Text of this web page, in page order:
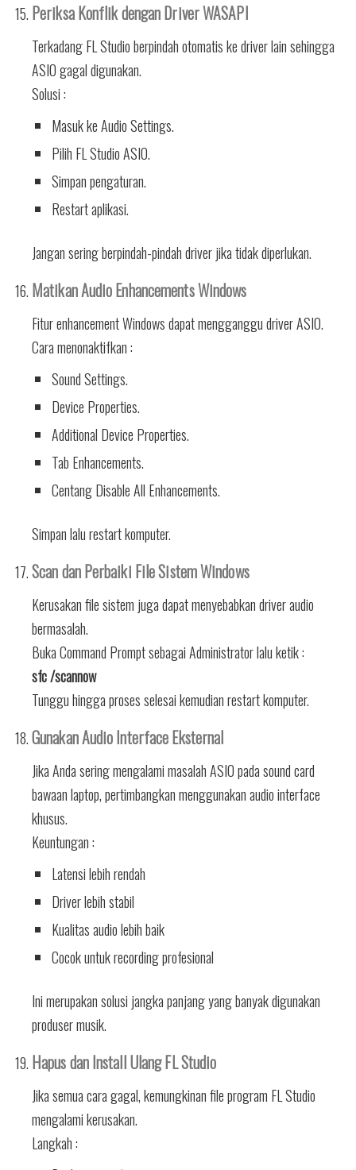
Periksa Konflik dengan Driver WASAPI
Terkadang FL Studio berpindah otomatis ke driver lain sehingga
ASIO gagal digunakan.
Solusi :
Masuk ke Audio Settings.
Pilih FL Studio ASIO.
Simpan pengaturan.
Restart aplikasi.
Jangan sering berpindah-pindah driver jika tidak diperlukan.
Matikan Audio Enhancements Windows
Fitur enhancement Windows dapat mengganggu driver ASIO.
Cara menonaktifkan :
Sound Settings.
Device Properties.
Additional Device Properties.
Tab Enhancements.
Centang Disable All Enhancements.
Simpan lalu restart komputer.
Scan dan Perbaiki File Sistem Windows
Kerusakan file sistem juga dapat menyebabkan driver audio
bermasalah.
Buka Command Prompt sebagai Administrator lalu ketik :
sfc /scannow
Tunggu hingga proses selesai kemudian restart komputer.
Gunakan Audio Interface Eksternal
Jika Anda sering mengalami masalah ASIO pada sound card
bawaan laptop, pertimbangkan menggunakan audio interface
khusus.
Keuntungan :
Latensi lebih rendah
Driver lebih stabil
Kualitas audio lebih baik
Cocok untuk recording profesional
Ini merupakan solusi jangka panjang yang banyak digunakan
produser musik.
Hapus dan Install Ulang FL Studio
Jika semua cara gagal, kemungkinan file program FL Studio
mengalami kerusakan.
Langkah :